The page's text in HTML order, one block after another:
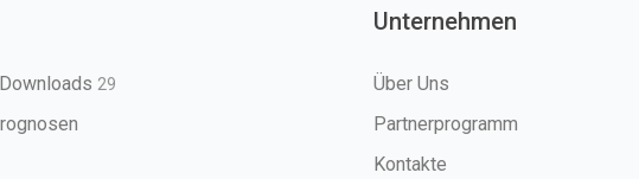
29
Unternehmen
Über Uns
Partnerprogramm
Kontakte